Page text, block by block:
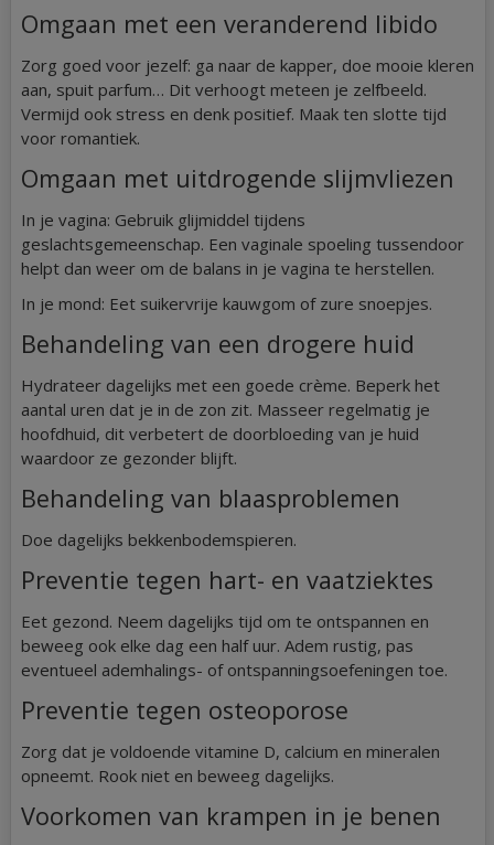
Omgaan met een veranderend libido
Zorg goed voor jezelf: ga naar de kapper, doe mooie kleren
aan, spuit parfum… Dit verhoogt meteen je zelfbeeld.
Vermijd ook stress en denk positief. Maak ten slotte tijd
voor romantiek.
Omgaan met uitdrogende slijmvliezen
In je vagina: Gebruik glijmiddel tijdens
geslachtsgemeenschap. Een vaginale spoeling tussendoor
helpt dan weer om de balans in je vagina te herstellen.
In je mond: Eet suikervrije kauwgom of zure snoepjes.
Behandeling van een drogere huid
Hydrateer dagelijks met een goede crème. Beperk het
aantal uren dat je in de zon zit. Masseer regelmatig je
hoofdhuid, dit verbetert de doorbloeding van je huid
waardoor ze gezonder blijft.
Behandeling van blaasproblemen
Doe dagelijks bekkenbodemspieren.
Preventie tegen hart- en vaatziektes
Eet gezond. Neem dagelijks tijd om te ontspannen en
beweeg ook elke dag een half uur. Adem rustig, pas
eventueel ademhalings- of ontspanningsoefeningen toe.
Preventie tegen osteoporose
Zorg dat je voldoende vitamine D, calcium en mineralen
opneemt. Rook niet en beweeg dagelijks.
Voorkomen van krampen in je benen